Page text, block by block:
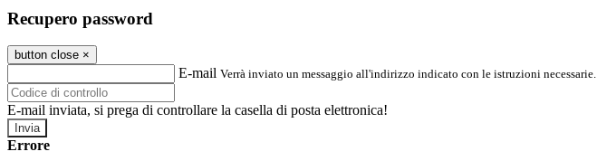
Recupero password
button close ×
E-mail Verrà inviato un messaggio all'indirizzo indicato con le istruzioni necessarie.
E-mail inviata, si prega di controllare la casella di posta elettronica!
Errore